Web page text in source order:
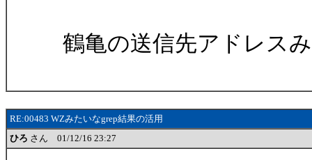
鶴亀の送信先アドレス
RE:00483 WZみたいなgrep結果の活用
ひろ さん 01/12/16 23:27